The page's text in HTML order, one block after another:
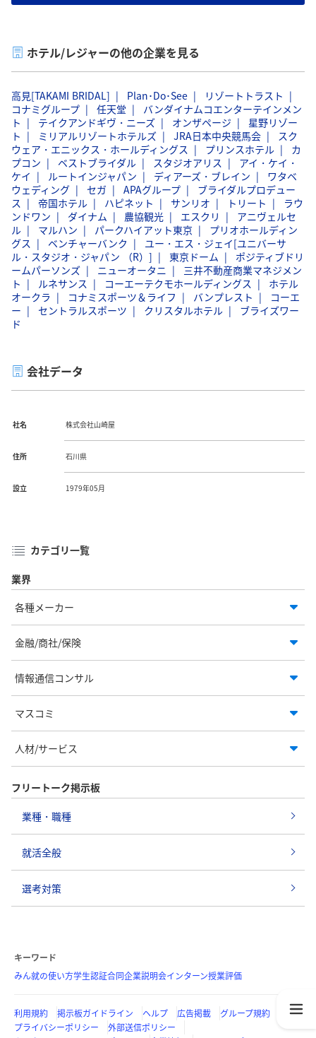
ホテル/レジャーの他の企業を見る
高見[TAKAMI BRIDAL] Plan･Do･See
リゾートトラスト
コナミグループ
任天堂
バンダイナムコエンターテインメン
ト
テイクアンドギヴ・ニーズ オンザページ
星野リゾー
ト
ミリアルリゾートホテルズ JRA日本中央競馬会
スク
ウェア・エニックス・ホールディングス
プリンスホテル
カ
プコン
ベストブライダル スタジオアリス
アイ・ケイ・
ケイ
ルートインジャパン ディアーズ・ブレイン
ワタベ
ウェディング
セガ APAグループ
ブライダルプロデュー
ス
帝国ホテル ハピネット サンリオ トリート
ラウ
ンドワン
ダイナム 農協観光 エスクリ
アニヴェルセ
ル
マルハン パークハイアット東京
プリオホールディン
グス
ベンチャーバンク
ユー・エス・ジェイ[ユニバーサ
ル・スタジオ・ジャパン （R）]
東京ドーム
ポジティブドリ
ームパーソンズ
ニューオータニ
三井不動産商業マネジメン
ト
ルネサンス コーエーテクモホールディングス
ホテル
オークラ
コナミスポーツ＆ライフ バンプレスト
コーエ
ー
セントラルスポーツ クリスタルホテル
ブライズワー
ド
会社データ
社名 株式会社山崎屋
住所 石川県
設立 1979年05月
カテゴリ一覧
業界
各種メーカー
金融/商社/保険
情報通信コンサル
マスコミ
人材/サービス
フリートーク掲示板
業種・職種
就活全般
選考対策
キーワード
みん就の使い方学生認証合同企業説明会インターン授業評価
利用規約 掲示板ガイドライン ヘルプ 広告掲載
グループ規約
プライバシーポリシー
外部送信ポリシー